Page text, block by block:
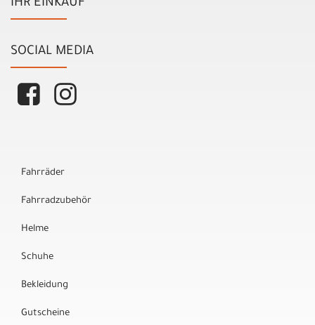
IHR EINKAUF
SOCIAL MEDIA
Fahrräder
Fahrradzubehör
Helme
Schuhe
Bekleidung
Gutscheine